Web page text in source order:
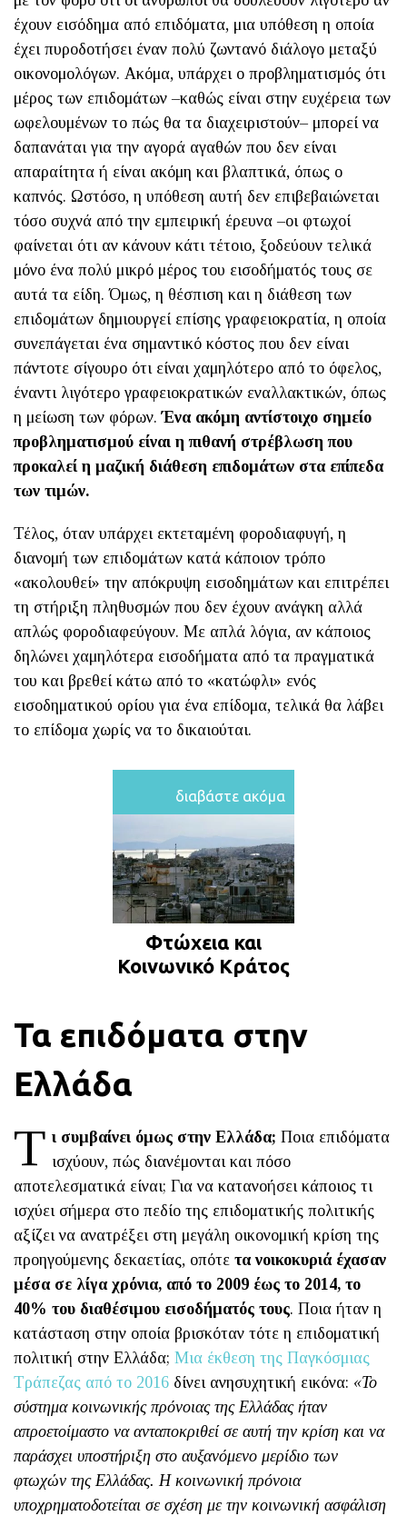
έχουν εισόδημα από επιδόματα, μια υπόθεση η οποία
έχει πυροδοτήσει έναν πολύ ζωντανό διάλογο μεταξύ
οικονομολόγων. Ακόμα, υπάρχει ο προβληματισμός ότι
μέρος των επιδομάτων –καθώς είναι στην ευχέρεια των
ωφελουμένων το πώς θα τα διαχειριστούν– μπορεί να
δαπανάται για την αγορά αγαθών που δεν είναι
απαραίτητα ή είναι ακόμη και βλαπτικά, όπως ο
καπνός. Ωστόσο, η υπόθεση αυτή δεν επιβεβαιώνεται
τόσο συχνά από την εμπειρική έρευνα –οι φτωχοί
φαίνεται ότι αν κάνουν κάτι τέτοιο, ξοδεύουν τελικά
μόνο ένα πολύ μικρό μέρος του εισοδήματός τους σε
αυτά τα είδη. Όμως, η θέσπιση και η διάθεση των
επιδομάτων δημιουργεί επίσης γραφειοκρατία, η οποία
συνεπάγεται ένα σημαντικό κόστος που δεν είναι
πάντοτε σίγουρο ότι είναι χαμηλότερο από το όφελος,
έναντι λιγότερο γραφειοκρατικών εναλλακτικών, όπως
η μείωση των φόρων.Ένα ακόμη αντίστοιχο σημείο
προβληματισμού είναι η πιθανή στρέβλωση που
προκαλεί η μαζική διάθεση επιδομάτων στα επίπεδα
των τιμών.
Τέλος, όταν υπάρχει εκτεταμένη φοροδιαφυγή, η
διανομή των επιδομάτων κατά κάποιον τρόπο
«ακολουθεί» την απόκρυψη εισοδημάτων και επιτρέπει
τη στήριξη πληθυσμών που δεν έχουν ανάγκη αλλά
απλώς φοροδιαφεύγουν. Με απλά λόγια, αν κάποιος
δηλώνει χαμηλότερα εισοδήματα από τα πραγματικά
του και βρεθεί κάτω από το «κατώφλι» ενός
εισοδηματικού ορίου για ένα επίδομα, τελικά θα λάβει
το επίδομα χωρίς να το δικαιούται.
διαβάστε ακόμα
Φτώχεια και
Κοινωνικό Κράτος
Τα επιδόματα στην
Ελλάδα
Τ ι συμβαίνει όμως στην Ελλάδα; Ποια επιδόματα
ισχύουν, πώς διανέμονται και πόσο
αποτελεσματικά είναι; Για να κατανοήσει κάποιος τι
ισχύει σήμερα στο πεδίο της επιδοματικής πολιτικής
αξίζει να ανατρέξει στη μεγάλη οικονομική κρίση της
προηγούμενης δεκαετίας, οπότε τα νοικοκυριά έχασαν
μέσα σε λίγα χρόνια, από το 2009 έως το 2014, το
40% του διαθέσιμου εισοδήματός τους. Ποια ήταν η
κατάσταση στην οποία βρισκόταν τότε η επιδοματική
πολιτική στην Ελλάδα; Μια έκθεση της Παγκόσμιας
Τράπεζας από το 2016 δίνει ανησυχητική εικόνα: «Το
σύστημα κοινωνικής πρόνοιας της Ελλάδας ήταν
απροετοίμαστο να ανταποκριθεί σε αυτή την κρίση και να
παράσχει υποστήριξη στο αυξανόμενο μερίδιο των
φτωχών της Ελλάδας. Η κοινωνική πρόνοια
υποχρηματοδοτείται σε σχέση με την κοινωνική ασφάλιση